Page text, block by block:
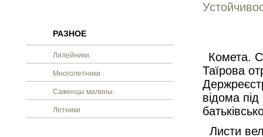
РАЗНОЕ
Лилейники.
Многолетники
Саженцы малины.
Летники
Комета.
Таїрова
відома
Листи